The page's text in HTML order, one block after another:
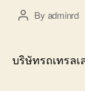
PostBy adminrd
บริษัทรถเทรล